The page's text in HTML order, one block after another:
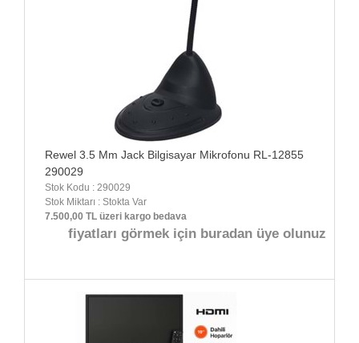
Rewel 3.5 Mm Jack Bilgisayar Mikrofonu RL-12855
290029
Stok Kodu : 290029
Stok Miktarı : Stokta Var
7.500,00 TL üzeri kargo bedava
fiyatları görmek için buradan üye olunuz